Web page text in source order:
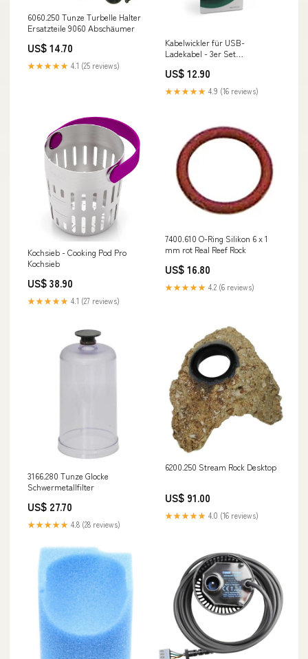
6060.250 Tunze Turbelle Halter
Ersatzteile 9060 Abschäumer
US$ 14.70
★★★★★ 4.1 (25 reviews)
Kabelwickler für USB-
Ladekabel - 3er Set
US$ 12.90
★★★★★ 4.9 (16 reviews)
Kochsieb - Cooking Pod Pro
Kochsieb
US$ 38.90
★★★★★ 4.1 (27 reviews)
7400.610 O-Ring Silikon 6 x 1
mm rot Real Reef Rock
US$ 16.80
★★★★★ 4.2 (6 reviews)
3166.280 Tunze Glocke
Schwermetallfilter
US$ 27.70
★★★★★ 4.8 (28 reviews)
6200.250 Stream Rock Desktop
US$ 91.00
★★★★★ 4.0 (16 reviews)